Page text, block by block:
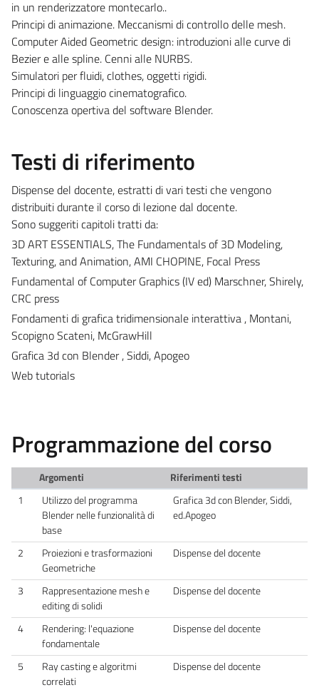
in un renderizzatore montecarlo..
Principi di animazione. Meccanismi di controllo delle mesh.
Computer Aided Geometric design: introduzioni alle curve di
Bezier e alle spline. Cenni alle NURBS.
Simulatori per fluidi, clothes, oggetti rigidi.
Principi di linguaggio cinematografico.
Conoscenza opertiva del software Blender.
Testi di riferimento
Dispense del docente, estratti di vari testi che vengono
distribuiti durante il corso di lezione dal docente.
Sono suggeriti capitoli tratti da:
3D ART ESSENTIALS, The Fundamentals of 3D Modeling,
Texturing, and Animation, AMI CHOPINE, Focal Press
Fundamental of Computer Graphics (IV ed) Marschner, Shirely,
CRC press
Fondamenti di grafica tridimensionale interattiva , Montani,
Scopigno Scateni, McGrawHill
Grafica 3d con Blender , Siddi, Apogeo
Web tutorials
Programmazione del corso
Argomenti
Riferimenti testi
1
Utilizzo del programma
Blender nelle funzionalità di
base
Grafica 3d con Blender, Siddi,
ed.Apogeo
2
Proiezioni e trasformazioni
Geometriche
Dispense del docente
3
Rappresentazione mesh e
editing di solidi
Dispense del docente
4
Rendering: l'equazione
fondamentale
Dispense del docente
5
Ray casting e algoritmi
correlati
Dispense del docente